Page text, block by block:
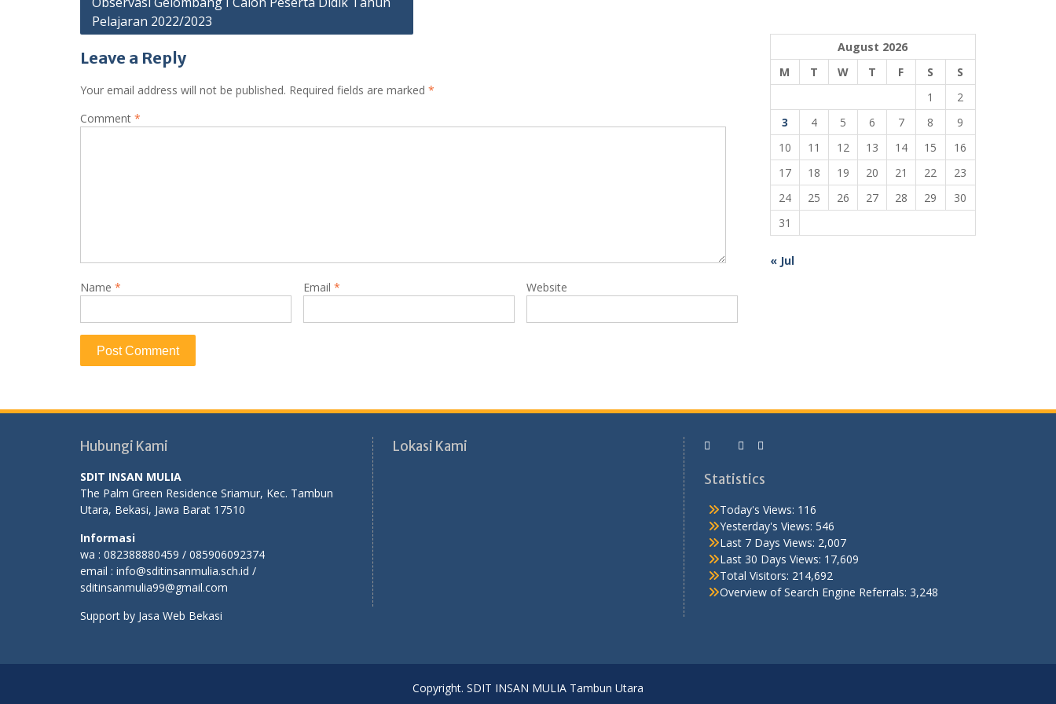
navigation
Pelajaran 2022/2023
Leave a Reply
Your email address will not be published. Required fields are marked *
Comment *
Name * Email * Website
August 2026
M
T W T F S
S
1
2
3
4 5 6 7 8
9
10
11 12 13 14 15
16
17
18 19 20 21 22
23
24
25 26 27 28 29
30
31
« Jul
Hubungi Kami
SDIT INSAN MULIA
The Palm Green Residence Sriamur, Kec. Tambun
Utara, Bekasi, Jawa Barat 17510
Informasi
wa : 082388880459 / 085906092374
email : info@sditinsanmulia.sch.id /
sditinsanmulia99@gmail.com
Support by Jasa Web Bekasi
Lokasi Kami
Statistics
Today's Views: 116
Yesterday's Views:546
Last 7 Days Views: 2,007
Last 30 Days Views: 17,609
Total Visitors: 214,692
Overview of Search Engine Referrals: 3,248
Copyright. SDIT INSAN MULIA Tambun Utara